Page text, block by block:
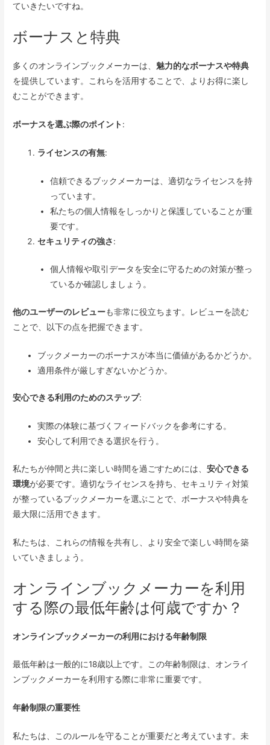
ていきたいですね。
ボーナスと特典
多くのオンラインブックメーカーは、 魅力的なボーナスや特典
を提供しています。これらを活用することで、よりお得に楽し
むことができます。
ボーナスを選ぶ際のポイント:
ライセンスの有無:
信頼できるブックメーカーは、適切なライセンスを持
っています。
私たちの個人情報をしっかりと保護していることが重
要です。
セキュリティの強さ:
個人情報や取引データを安全に守るための対策が整っ
ているか確認しましょう。
他のユーザーのレビューも非常に役立ちます。レビューを読む
ことで、以下の点を把握できます。
ブックメーカーのボーナスが本当に価値があるかどうか。
適用条件が厳しすぎないかどうか。
安心できる利用のためのステップ:
実際の体験に基づくフィードバックを参考にする。
安心して利用できる選択を行う。
私たちが仲間と共に楽しい時間を過ごすためには、安心できる
環境が必要です。適切なライセンスを持ち、セキュリティ対策
が整っているブックメーカーを選ぶことで、ボーナスや特典を
最大限に活用できます。
私たちは、これらの情報を共有し、より安全で楽しい時間を築
いていきましょう。
オンラインブックメーカーを利用
する際の最低年齢は何歳ですか？
オンラインブックメーカーの利用における年齢制限
最低年齢は一般的に18歳以上です。この年齢制限は、オンライ
ンブックメーカーを利用する際に非常に重要です。
年齢制限の重要性
私たちは、このルールを守ることが重要だと考えています。未